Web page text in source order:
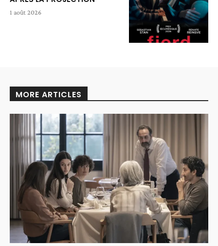
1 août 2026
MORE ARTICLES